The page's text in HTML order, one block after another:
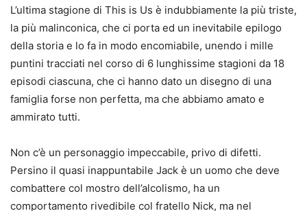
L’ultima stagione di This is Us è indubbiamente la più triste,
la più malinconica, che ci porta ed un inevitabile epilogo
della storia e lo fa in modo encomiabile, unendo i mille
puntini tracciati nel corso di 6 lunghissime stagioni da 18
episodi ciascuna, che ci hanno dato un disegno di una
famiglia forse non perfetta, ma che abbiamo amato e
ammirato tutti.
Non c’è un personaggio impeccabile, privo di difetti.
Persino il quasi inappuntabile Jack è un uomo che deve
combattere col mostro dell’alcolismo, ha un
comportamento rivedibile col fratello Nick, ma nel